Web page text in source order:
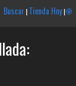
Buscar |Tienda Hoy|🌐